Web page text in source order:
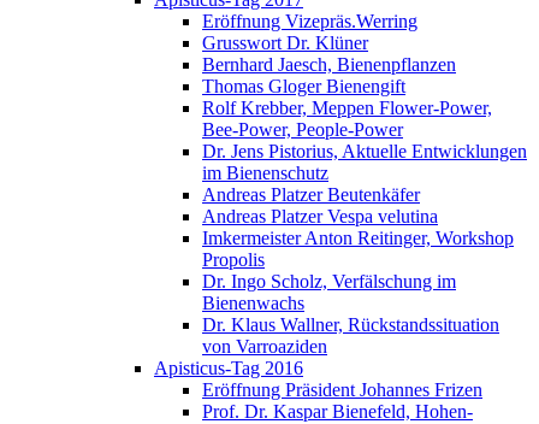
Eröffnung Vizepräs.Werring
Grusswort Dr. Klüner
Bernhard Jaesch, Bienenpflanzen
Thomas Gloger Bienengift
Rolf Krebber, Meppen Flower-Power,
Bee-Power, People-Power
Dr. Jens Pistorius, Aktuelle Entwicklungen
im Bienenschutz
Andreas Platzer Beutenkäfer
Andreas Platzer Vespa velutina
Imkermeister Anton Reitinger, Workshop
Propolis
Dr. Ingo Scholz, Verfälschung im
Bienenwachs
Dr. Klaus Wallner, Rückstandssituation
von Varroaziden
Apisticus-Tag 2016
Eröffnung Präsident Johannes Frizen
Prof. Dr. Kaspar Bienefeld, Hohen-